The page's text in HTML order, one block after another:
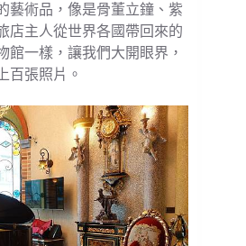
藝術品，像是骨董立鐘、紫
店主人從世界各國帶回來的
館一樣，讓我們大開眼界，
百張照片。